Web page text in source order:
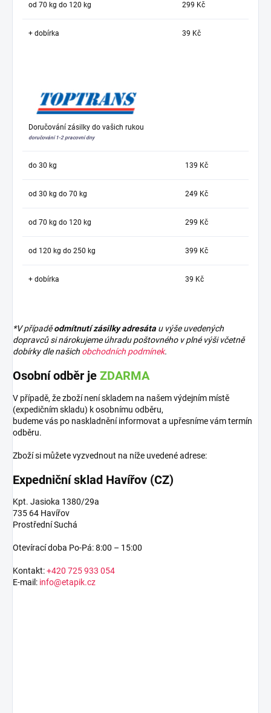
od 70 kg do 120 kg 299 Kč
+ dobírka 39 Kč
Doručování zásilky do vašich rukou
doručování 1-2 pracovní dny
do 30 kg 139 Kč
od 30 kg do 70 kg 249 Kč
od 70 kg do 120 kg 299 Kč
od 120 kg do 250 kg 399 Kč
+ dobírka 39 Kč
*V případěodmítnutí zásilky adresáta u výše uvedených
dopravců si nárokujeme úhradu poštovného v plné výši včetně
dobírky dle našich obchodních podmínek.
Osobní odběr je ZDARMA
V případě, že zboží není skladem na našem výdejním místě
(expedičním skladu) k osobnímu odběru,
budeme vás po naskladnění informovat a upřesníme vám termín
odběru.
Zboží si můžete vyzvednout na níže uvedené adrese:
Expedniční sklad Havířov (CZ)
Kpt. Jasioka 1380/29a
735 64 Havířov
Prostřední Suchá
Otevírací doba Po-Pá: 8:00 – 15:00
Kontakt:+420 725 933 054
E-mail: info@etapik.cz